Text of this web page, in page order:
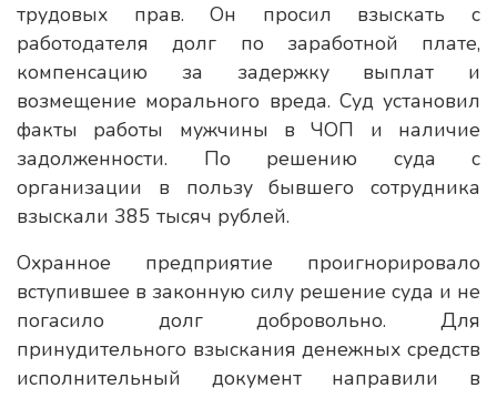
трудовых прав. Он просил взыскать с
работодателя долг по заработной плате,
компенсацию за задержку выплат и
возмещение морального вреда. Суд установил
факты работы мужчины в ЧОП и наличие
задолженности. По решению суда с
организации в пользу бывшего сотрудника
взыскали 385 тысяч рублей.
Охранное предприятие проигнорировало
вступившее в законную силу решение суда и не
погасило долг добровольно. Для
принудительного взыскания денежных средств
исполнительный документ направили в